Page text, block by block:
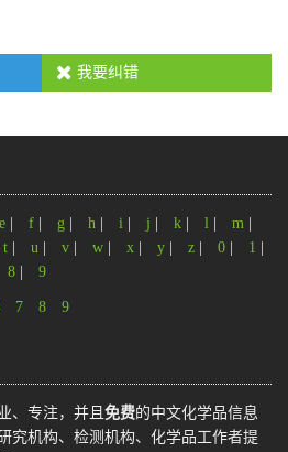
我要纠错
e f g h i j k l m
t u v w x y z 0 1
8 9
7 8 9
、专注，并且 免费的中文化学品信息
究机构、检测机构、化学品工作者提